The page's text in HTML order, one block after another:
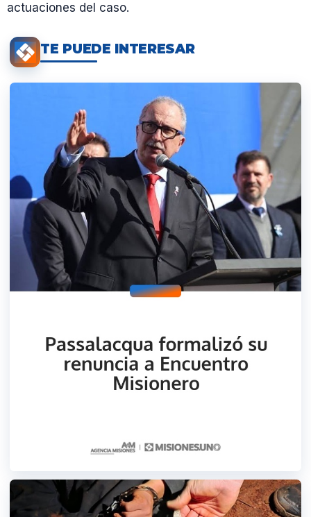
actuaciones del caso.
TE PUEDE INTERESAR